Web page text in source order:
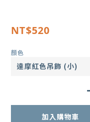
NT$520
顏色
加入購物車